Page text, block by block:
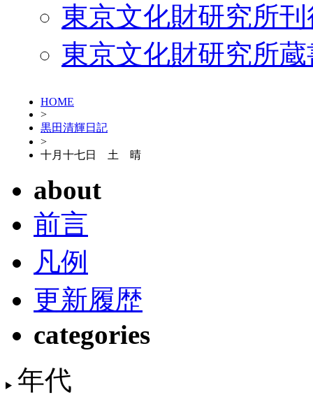
東京文化財研究所
東京文化財研究所
HOME
>
黒田清輝日記
>
十月十七日 土 晴
about
前言
凡例
更新履歴
categories
年代